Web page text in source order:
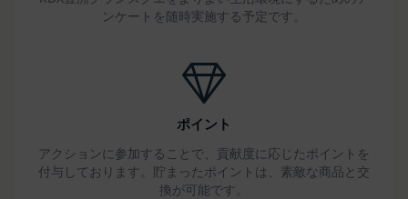
ンケートを随時実施する予定です。
ポイント
アクションに参加することで、貢献度に応じたポイントを
付与しております。貯まったポイントは、素敵な商品と交
換が可能です。
場合には、当該事業譲渡に伴い本規約に基づく権利
および義務並びに会員の登録事項その他の情報を当
し、会員は、かかる譲渡につき本項においてあらか
じめ同意したものとします。なお、本項に定める事
業譲渡には、通常の事業譲渡のみならず、会社分割
ます。
第15条（第三者への委託）